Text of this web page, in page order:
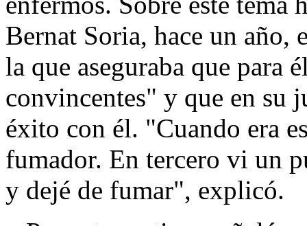
Bernat Soria, hace un año,
la que aseguraba que para
convincentes" y que en su
éxito con él. "Cuando era
fumador. En tercero vi un
y dejé de fumar", explicó.